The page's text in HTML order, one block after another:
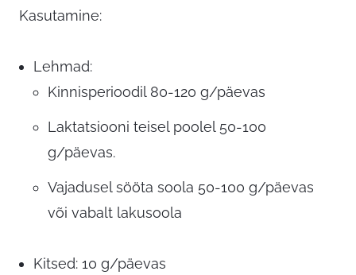
Kasutamine:
Lehmad:
Kinnisperioodil 80-120 g/päevas
Laktatsiooni teisel poolel 50-100
g/päevas.
Vajadusel sööta soola 50-100 g/päevas
või vabalt lakusoola
Kitsed: 10 g/päevas